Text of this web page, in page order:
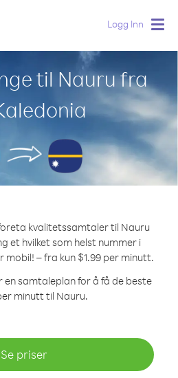
Logg Inn
til Nauru fra
kvalitetssamtaler til Nauru
et hvilket som helst nummer i
mobil! – fra kun $1.99 per minutt.
en samtaleplan for å få de beste
minutt til Nauru.
Se priser